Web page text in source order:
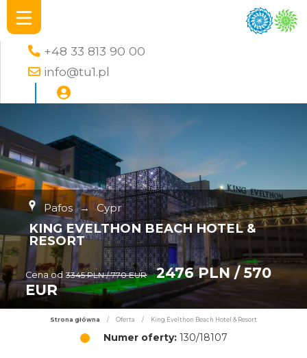
+48 33 813 90 00
info@tu1.pl
Pafos → Cypr
KING EVELTHON BEACH HOTEL &
RESORT
Cena od 3345 PLN / 770 EUR
2476 PLN / 570
EUR
Strona główna / Oferta / King Evelthon Beach Hotel & Resort
Numer oferty:130/18107